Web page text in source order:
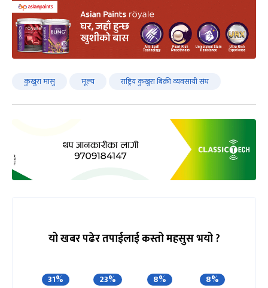
कुखुरा मासु मूल्य राष्ट्रिय कुखुरा बिक्री व्यवसायी संघ
यो खबर पढेर तपाईलाई कस्तो महसुस भयो ?
31% 23% 8% 8%